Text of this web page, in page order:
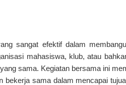
sangat efektif dalam
mahasiswa, klub, atau
sama. Kegiatan bersama ini
bekerja sama dalam mencapai